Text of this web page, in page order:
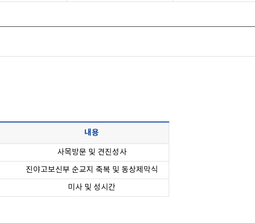
내용
사목방문 및 견진성사
진야고보신부 순교지 축복 및 동상제막식
미사 및 성시간